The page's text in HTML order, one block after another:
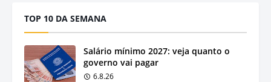
TOP 10 DA SEMANA
Salário mínimo 2027: veja quanto o
governo vai pagar
6.8.26